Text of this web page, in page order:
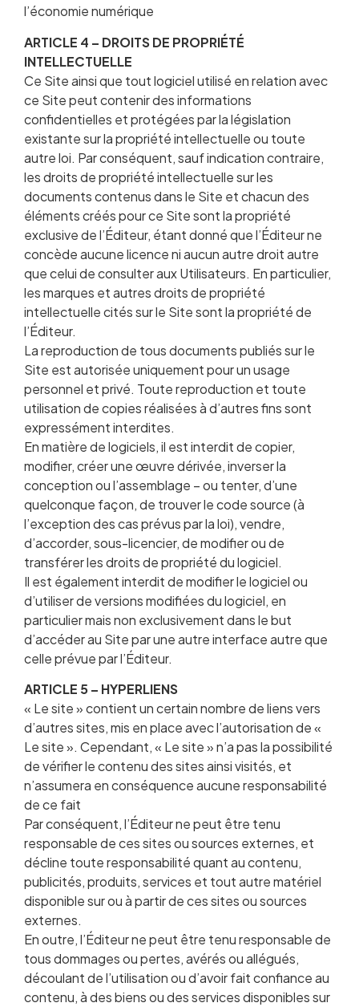
l’économie numérique
ARTICLE 4 – DROITS DE PROPRIÉTÉ
INTELLECTUELLE
Ce Site ainsi que tout logiciel utilisé en relation avec
ce Site peut contenir des informations
confidentielles et protégées par la législation
existante sur la propriété intellectuelle ou toute
autre loi. Par conséquent, sauf indication contraire,
les droits de propriété intellectuelle sur les
documents contenus dans le Site et chacun des
éléments créés pour ce Site sont la propriété
exclusive de l’Éditeur, étant donné que l’Éditeur ne
concède aucune licence ni aucun autre droit autre
que celui de consulter aux Utilisateurs. En particulier,
les marques et autres droits de propriété
intellectuelle cités sur le Site sont la propriété de
l’Éditeur.
La reproduction de tous documents publiés sur le
Site est autorisée uniquement pour un usage
personnel et privé. Toute reproduction et toute
utilisation de copies réalisées à d’autres fins sont
expressément interdites.
En matière de logiciels, il est interdit de copier,
modifier, créer une œuvre dérivée, inverser la
conception ou l’assemblage – ou tenter, d’une
quelconque façon, de trouver le code source (à
l’exception des cas prévus par la loi), vendre,
d’accorder, sous-licencier, de modifier ou de
transférer les droits de propriété du logiciel.
Il est également interdit de modifier le logiciel ou
d’utiliser de versions modifiées du logiciel, en
particulier mais non exclusivement dans le but
d’accéder au Site par une autre interface autre que
celle prévue par l’Éditeur.
ARTICLE 5 – HYPERLIENS
« Le site » contient un certain nombre de liens vers
d’autres sites, mis en place avec l’autorisation de «
Le site ». Cependant, « Le site » n’a pas la possibilité
de vérifier le contenu des sites ainsi visités, et
n’assumera en conséquence aucune responsabilité
de ce fait
Par conséquent, l’Éditeur ne peut être tenu
responsable de ces sites ou sources externes, et
décline toute responsabilité quant au contenu,
publicités, produits, services et tout autre matériel
disponible sur ou à partir de ces sites ou sources
externes.
En outre, l’Éditeur ne peut être tenu responsable de
tous dommages ou pertes, avérés ou allégués,
découlant de l’utilisation ou d’avoir fait confiance au
contenu, à des biens ou des services disponibles sur